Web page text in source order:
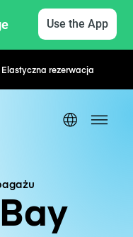
Use the App
Elastyczna rezerwacja